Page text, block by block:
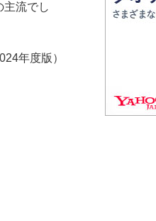
流でし
年度版）